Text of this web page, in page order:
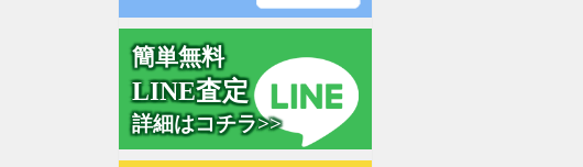
簡単無料
LINE査定
詳細はコチラ>>